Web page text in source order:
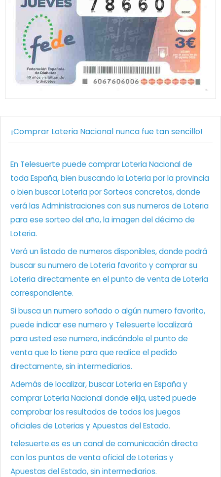
¡Comprar Loteria Nacional nunca fue tan sencillo!
En Telesuerte puede comprar Loteria Nacional de
toda España, bien buscando la Loteria por la provincia
o bien buscar Loteria por Sorteos concretos, donde
verá las Administraciones con sus numeros de Loteria
para ese sorteo del año, la imagen del décimo de
Loteria.
Verá un listado de numeros disponibles, donde podrá
buscar su numero de Loteria favorito y comprar su
Loteria directamente en el punto de venta de Loteria
correspondiente.
Si busca un numero soñado o algún numero favorito,
puede indicar ese numero y Telesuerte localizará
para usted ese numero, indicándole el punto de
venta que lo tiene para que realice el pedido
directamente, sin intermediarios.
Además de localizar, buscar Loteria en España y
comprar Loteria Nacional donde elija, usted puede
comprobar los resultados de todos los juegos
oficiales de Loterias y Apuestas del Estado.
telesuerte.es es un canal de comunicación directa
con los puntos de venta oficial de Loterias y
Apuestas del Estado, sin intermediarios.